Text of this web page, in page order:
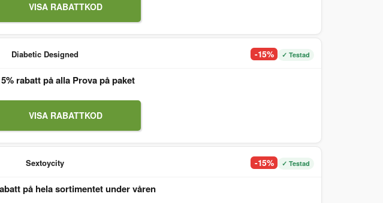
VISA RABATTKOD
Diabetic Designed -15% ✓ Testad
rabatt på alla Prova på paket
VISA RABATTKOD
Sextoycity -15% ✓ Testad
på hela sortimentet under våren